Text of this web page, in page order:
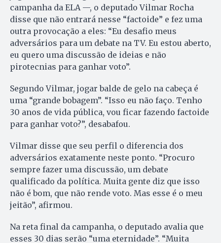
campanha da ELA —, o deputado Vilmar Rocha
disse que não entrará nesse “factoide” e fez uma
outra provocação a eles: “Eu desafio meus
adversários para um debate na TV. Eu estou aberto,
eu quero uma discussão de ideias e não
pirotecnias para ganhar voto”.
Segundo Vilmar, jogar balde de gelo na cabeça é
uma “grande bobagem”. “Isso eu não faço. Tenho
30 anos de vida pública, vou ficar fazendo factoide
para ganhar voto?”, desabafou.
Vilmar disse que seu perfil o diferencia dos
adversários exatamente neste ponto. “Procuro
sempre fazer uma discussão, um debate
qualificado da política. Muita gente diz que isso
não é bom, que não rende voto. Mas esse é o meu
jeitão”, afirmou.
Na reta final da campanha, o deputado avalia que
esses 30 dias serão “uma eternidade”. “Muita